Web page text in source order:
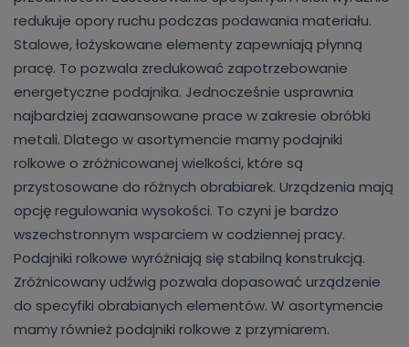
redukuje opory ruchu podczas podawania materiału.
Stalowe, łożyskowane elementy zapewniają płynną
pracę. To pozwala zredukować zapotrzebowanie
energetyczne podajnika. Jednocześnie usprawnia
najbardziej zaawansowane prace w zakresie obróbki
metali. Dlatego w asortymencie mamy podajniki
rolkowe o zróżnicowanej wielkości, które są
przystosowane do różnych obrabiarek. Urządzenia mają
opcję regulowania wysokości. To czyni je bardzo
wszechstronnym wsparciem w codziennej pracy.
Podajniki rolkowe wyróżniają się stabilną konstrukcją.
Zróżnicowany udźwig pozwala dopasować urządzenie
do specyfiki obrabianych elementów. W asortymencie
mamy również podajniki rolkowe z przymiarem.